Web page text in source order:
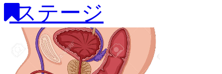
ステージ